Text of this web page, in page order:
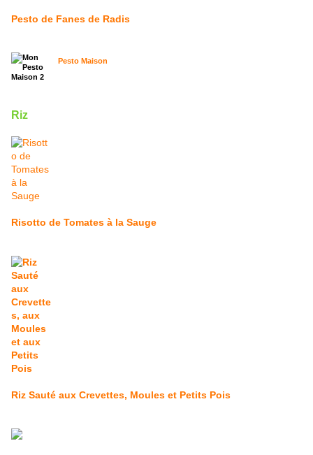
Pesto de Fanes de Radis
Pesto Maison
Riz
Risotto de Tomates à la Sauge
Riz Sauté aux Crevettes, Moules et Petits Pois